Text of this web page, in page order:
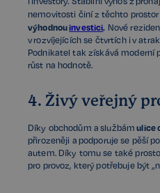
nemovitosti činí z těchto prostor
výhodnouinvestici. Nové
v rozvíjejících se čtvrtích i v
Podnikatel tak získává moderní
růst na hodnotě.
4. Živý veřejný
Díky obchodům a službám ulice
přirozeněji a podporuje se pěší
autem. Díky tomu se také
pro provoz, který potřebuje být